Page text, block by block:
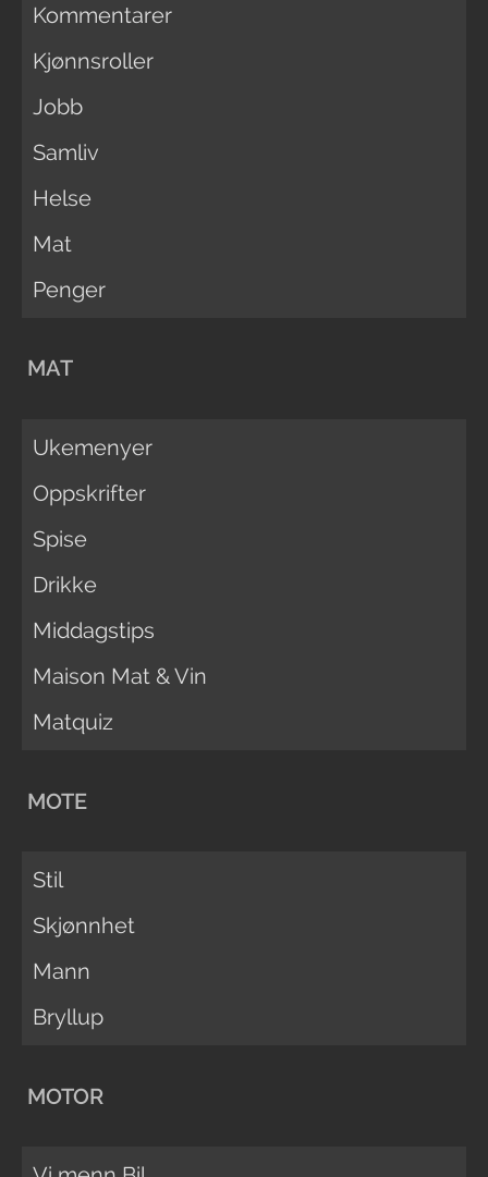
Kommentarer
Kjønnsroller
Jobb
Samliv
Helse
Mat
Penger
MAT
Ukemenyer
Oppskrifter
Spise
Drikke
Middagstips
Maison Mat & Vin
Matquiz
MOTE
Stil
Skjønnhet
Mann
Bryllup
MOTOR